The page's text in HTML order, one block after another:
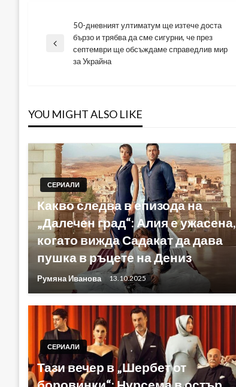
Навигация
Previous
50-дневният ултиматум ще изтече доста
бързо и трябва да сме сигурни, че през
септември ще обсъждаме справедлив мир
за Украйна
YOU MIGHT ALSO LIKE
СЕРИАЛИ
Какво следва в епизода на
„Далечен град“: Алия е ужасена,
когато вижда Садакат да дава
пушка в ръцете на Дениз
Румяна Иванова 13.10.2025
СЕРИАЛИ
Тази вечер в „Шербет от